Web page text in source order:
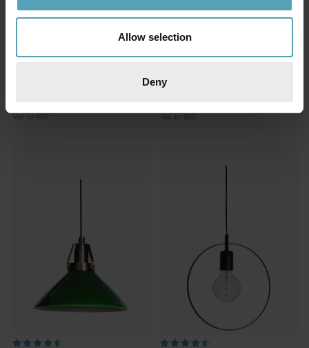
Allow selection
Deny
Veil. kr 489
COTTEX
Veil. kr 550